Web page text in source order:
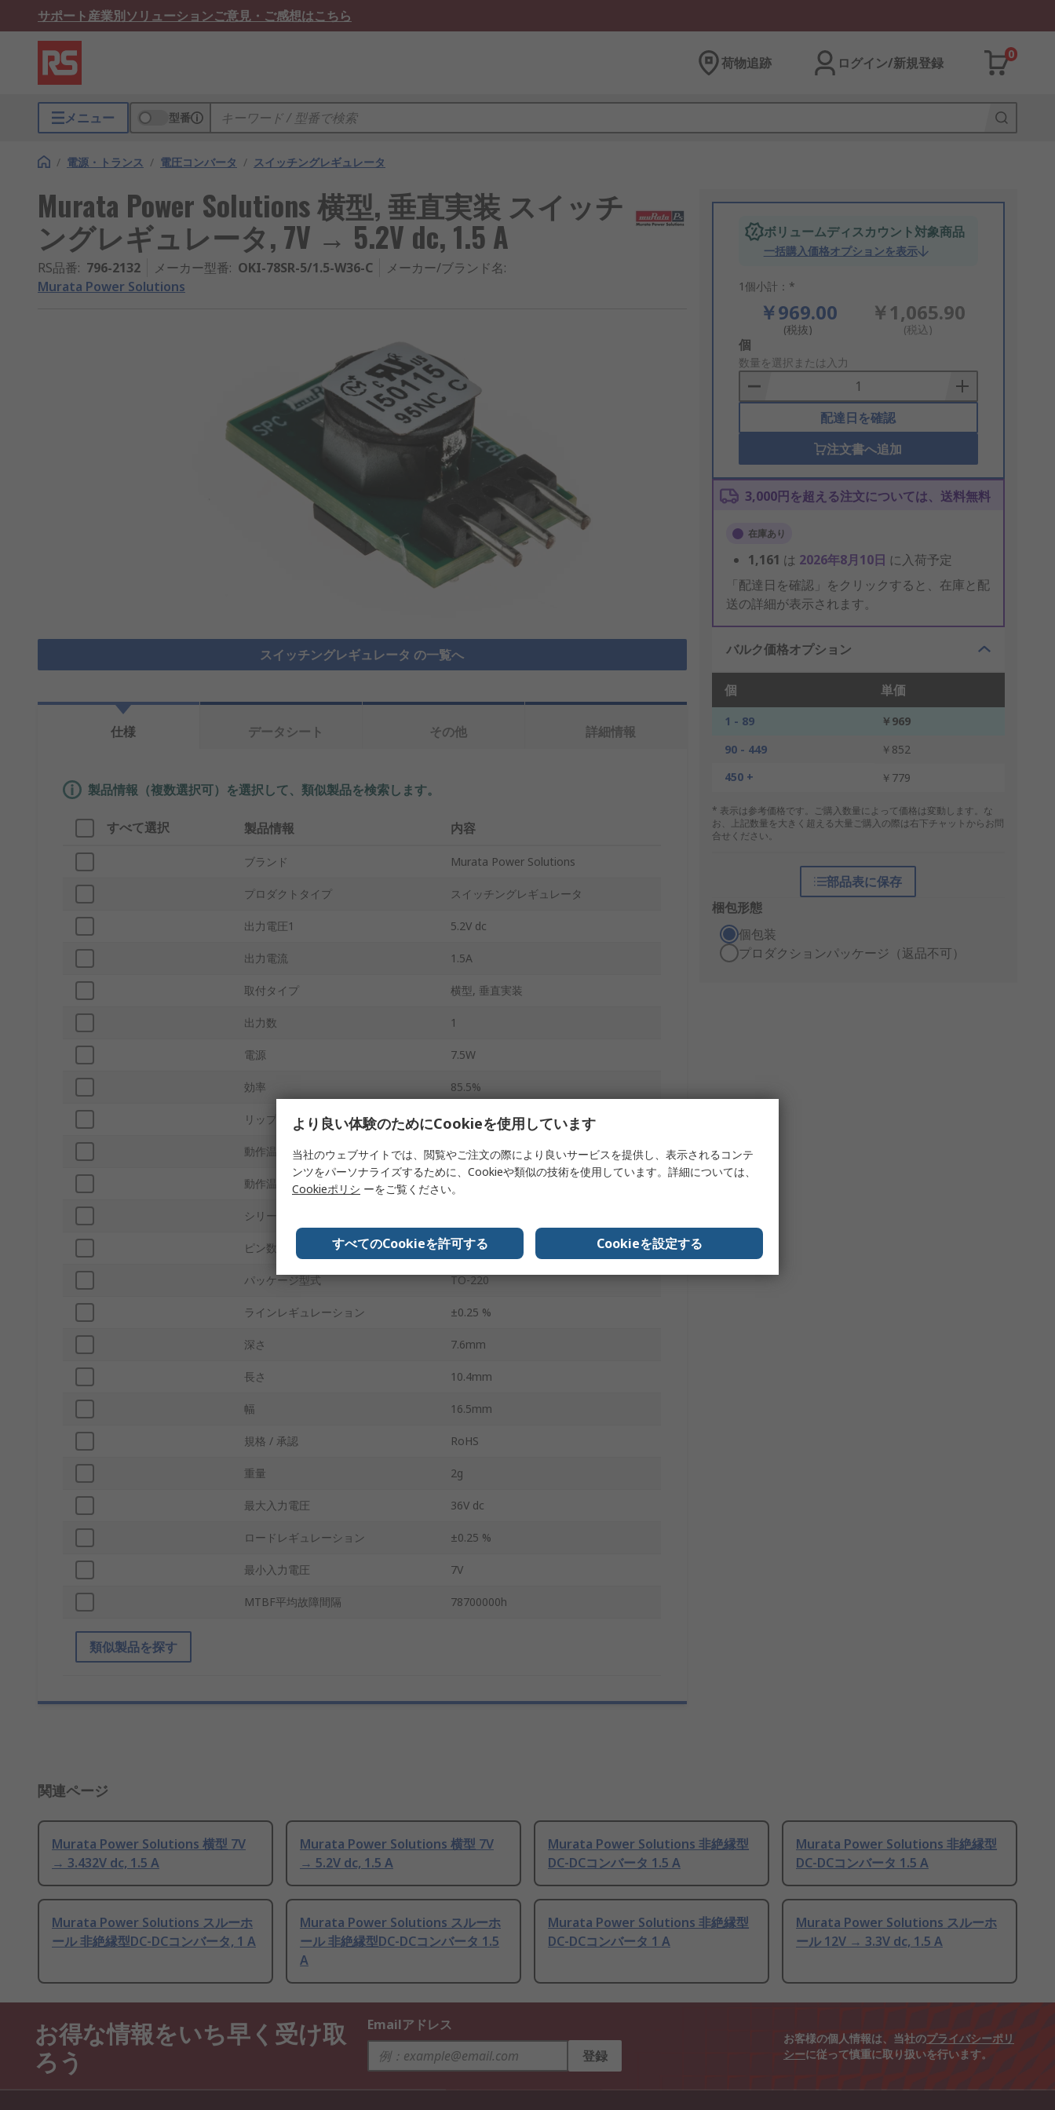
サポート産業別ソリューションご意見・ご感想はこちら
荷物追跡 ログイン/新規登録
0
メニュー 型番
/ 電源・トランス / 電圧コンバータ / スイッチングレギュレータ
Murata Power Solutions 横型, 垂直実装 スイッチ
ングレギュレータ, 7V → 5.2V dc, 1.5 A
RS品番: 796-2132 メーカー型番: OKI-78SR-5/1.5-W36-C メーカー/ブランド名:
Murata Power Solutions
スイッチングレギュレータ の一覧へ
ボリュームディスカウント対象商品
一括購入価格オプションを表示
1個小計：*
￥969.00
(税抜)
￥1,065.90
(税込)
Add
to
Basket
個
数量を選択または入力
配達日を確認
注文書へ追加
3,000円を超える注文については、送料無料
在庫あり
1,161 は 2026年8月10日 に入荷予定
「配達日を確認」をクリックすると、在庫と配
送の詳細が表示されます。
バルク価格オプション
個 単価
1 - 89
￥969
90 - 449
￥852
450 +
￥779
* 表示は参考価格です。ご購入数量によって価格は変動します。な
お、上記数量を大きく超える大量ご購入の際は右下チャットからお問
合せください。
部品表に保存
梱包形態
個包装
プロダクションパッケージ（返品不可）
仕様 データシート その他 詳細情報
製品情報（複数選択可）を選択して、類似製品を検索します。
すべて選択 製品情報 内容
ブランド Murata Power Solutions
プロダクトタイプ スイッチングレギュレータ
出力電圧1 5.2V dc
出力電流 1.5A
取付タイプ 横型, 垂直実装
出力数 1
電源 7.5W
効率 85.5%
リップルとノイズ 75mV Pk-Pk
動作温度 Max 85°C
動作温度 Min
シリーズ
ピン数 3
パッケージ型式 TO-220
ラインレギュレーション ±0.25 %
深さ 7.6mm
長さ 10.4mm
幅 16.5mm
規格 / 承認 RoHS
重量 2g
最大入力電圧 36V dc
ロードレギュレーション ±0.25 %
最小入力電圧 7V
MTBF平均故障間隔 78700000h
類似製品を探す
関連ページ
Murata Power Solutions 横型 7V
→ 3.432V dc, 1.5 A
Murata Power Solutions 横型 7V
→ 5.2V dc, 1.5 A
Murata Power Solutions 非絶縁型
DC-DCコンバータ 1.5 A
Murata Power Solutions 非絶縁型
DC-DCコンバータ 1.5 A
Murata Power Solutions スルーホ
ール 非絶縁型DC-DCコンバータ, 1 A
Murata Power Solutions スルーホ
ール 非絶縁型DC-DCコンバータ 1.5
A
Murata Power Solutions 非絶縁型
DC-DCコンバータ 1 A
Murata Power Solutions スルーホ
ール 12V → 3.3V dc, 1.5 A
お得な情報をいち早く受け取
ろう
Emailアドレス
登録
お客様の個人情報は、当社のプライバシーポリ
シーに従って慎重に取り扱いを行います。
より良い体験のためにCookieを使用しています
当社のウェブサイトでは、閲覧やご注文の際により良いサービスを提供し、表示されるコンテ
ンツをパーソナライズするために、Cookieや類似の技術を使用しています。詳細については、
Cookieポリシ ーをご覧ください。
すべてのCookieを許可する Cookieを設定する